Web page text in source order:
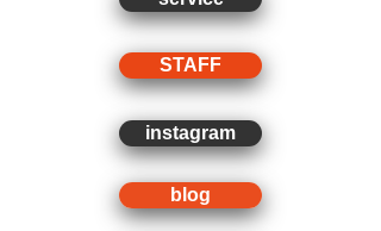
STAFF
instagram
blog